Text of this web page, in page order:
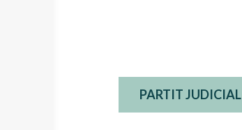
PARTIT